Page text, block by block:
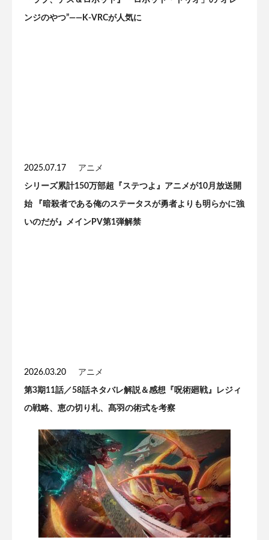
ンジのやつ”——K-VRCが人気に
2025.07.17 アニメ
シリーズ累計150万部超『ステつよ』アニメが10月放送開
始 『暗殺者である俺のステータスが勇者よりも明らかに強
いのだが』メインPV第1弾解禁
2026.03.20 アニメ
第3期11話／58話ネタバレ解説＆感想『呪術廻戦』レジィ
の戦略、恵の切り札、髙羽の術式を考察